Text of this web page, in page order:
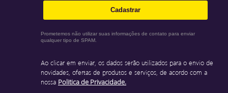
Cadastrar
Prometemos não utilizar suas informações de contato para enviar
qualquer tipo de SPAM.
Ao clicar em enviar, os dados serão utilizados para o envio de
novidades, ofertas de produtos e serviços, de acordo com a
nossa Politica de Privacidade.